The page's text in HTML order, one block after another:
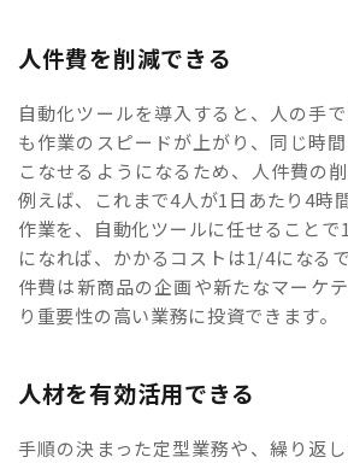
人件費を削減できる
自動化ツールを導入すると、人の手
も作業のスピードが上がり、同じ時
こなせるようになるため、人件費の
例えば、これまで4人が1日あたり4時
作業を、自動化ツールに任せることで
になれば、かかるコストは1/4になる
件費は新商品の企画や新たなマーケ
り重要性の高い業務に投資できます。
人材を有効活用できる
手順の決まった定型業務や、繰り返